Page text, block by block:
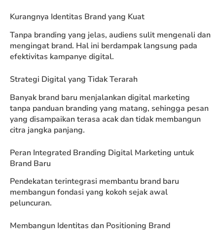
Kurangnya Identitas Brand yang Kuat
Tanpa branding yang jelas, audiens sulit mengenali dan
mengingat brand. Hal ini berdampak langsung pada
efektivitas kampanye digital.
Strategi Digital yang Tidak Terarah
Banyak brand baru menjalankan digital marketing
tanpa panduan branding yang matang, sehingga pesan
yang disampaikan terasa acak dan tidak membangun
citra jangka panjang.
Peran Integrated Branding Digital Marketing untuk
Brand Baru
Pendekatan terintegrasi membantu brand baru
membangun fondasi yang kokoh sejak awal
peluncuran.
Membangun Identitas dan Positioning Brand